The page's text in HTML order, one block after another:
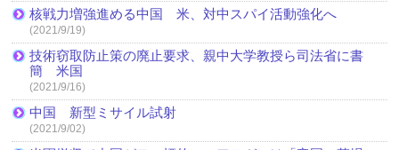
核戦力増強進める中国 米、対中スパイ活動強化へ
(2021/9/19)
技術窃取防止策の廃止要求、親中大学教授ら司法省に書
簡 米国
(2021/9/16)
中国 新型ミサイル試射
(2021/9/02)